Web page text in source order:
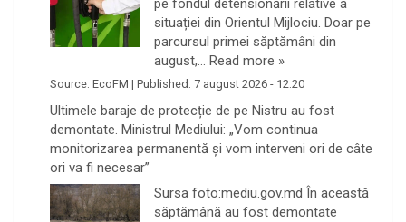
pe fondul detensionării relative a
situației din Orientul Mijlociu. Doar pe
parcursul primei săptămâni din
august,… Read more »
Source: EcoFM | Published: 7 august 2026 - 12:20
Ultimele baraje de protecție de pe Nistru au fost
demontate. Ministrul Mediului: „Vom continua
monitorizarea permanentă și vom interveni ori de câte
ori va fi necesar”
Sursa foto:mediu.gov.md În această
săptămână au fost demontate